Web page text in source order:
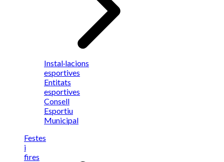
Instal·lacions
esportives
Entitats
esportives
Consell
Esportiu
Municipal
Festes
i
fires